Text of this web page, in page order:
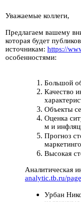
Уважаемые коллеги,
Предлагаем вашему
которая будет
источникам: https://
особенностями:
Большой
Качество
Объекты
Оценка
м и
Прогноз
Высокая
Аналитическая
analytic.tb.ru/
Урбан